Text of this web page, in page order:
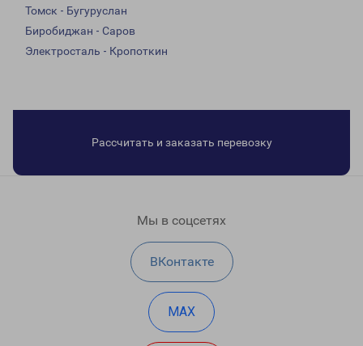
Томск - Бугуруслан
Биробиджан - Саров
Электросталь - Кропоткин
Рассчитать и заказать перевозку
Мы в соцсетях
ВКонтакте
MAX